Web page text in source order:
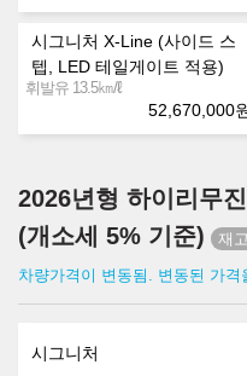
시그니처 X-Line (사이드 스
텝, LED 테일게이트 적용)
휘발유 13.5㎞/ℓ
52,670,000
2026년형 하이리무
(개소세 5% 기준)
차량가격이 변동됨. 변동된 가격
시그니처